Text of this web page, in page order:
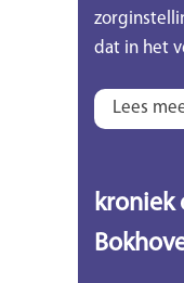
dat in het
Lees
kroniek